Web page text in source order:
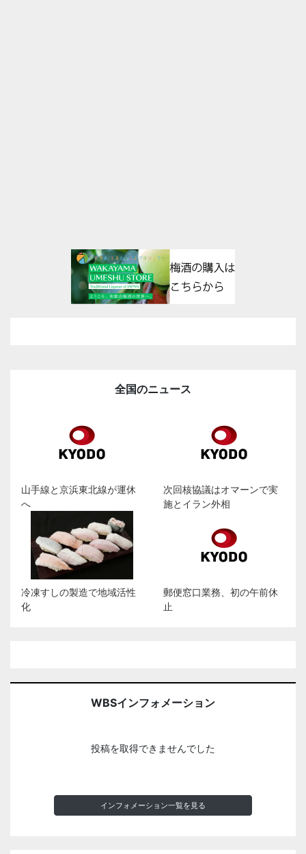
全国のニュース
山手線と京浜東北線が運休
へ
次回核協議はオマーンで実
施とイラン外相
冷凍すしの製造で地域活性
化
郵便窓口業務、初の午前休
止
WBSインフォメーション
投稿を取得できませんでした
インフォメーション一覧を見る